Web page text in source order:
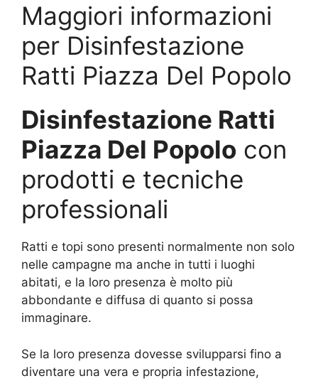
Maggiori informazioni
per Disinfestazione
Ratti Piazza Del Popolo
Disinfestazione Ratti
Piazza Del Popolo con
prodotti e tecniche
professionali
Ratti e topi sono presenti normalmente non solo
nelle campagne ma anche in tutti i luoghi
abitati, e la loro presenza è molto più
abbondante e diffusa di quanto si possa
immaginare.
Se la loro presenza dovesse svilupparsi fino a
diventare una vera e propria infestazione,